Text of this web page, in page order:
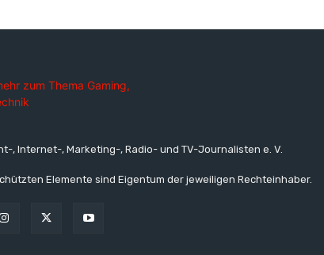
, Internet-, Marketing-, Radio- und TV-Journalisten e. V.
Elemente sind Eigentum der jeweiligen Rechteinhaber.